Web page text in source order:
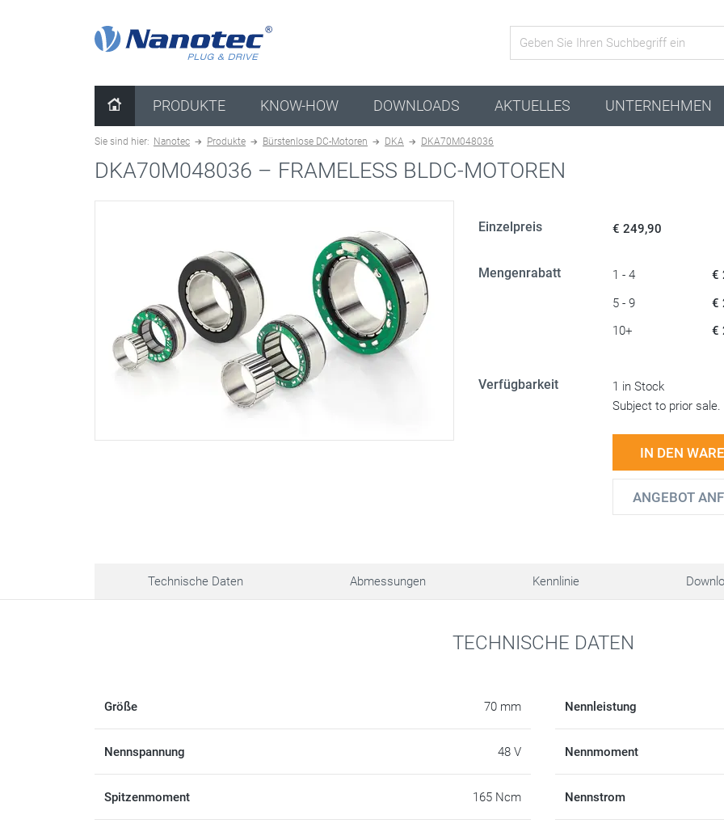
PRODUKTE KNOW-HOW DOWNLOADS AKTUELLES UNTERNEHMEN
Sie sind hier: Nanotec Produkte Bürstenlose DC-Motoren DKA DKA70M048036
DKA70M048036 – FRAMELESS BLDC-MOTOREN
Einzelpreis € 249,90
Mengenrabatt 1 - 4
€
5 - 9
€
10+
€
Verfügbarkeit
1 in Stock
Subject to prior sale.
IN DEN
ANGEBOT
Technische Daten Abmessungen Kennlinie
TECHNISCHE DATEN
Größe 70 mm
Nennspannung 48 V
Spitzenmoment 165 Ncm
Nennleistung
Nennmoment
Nennstrom